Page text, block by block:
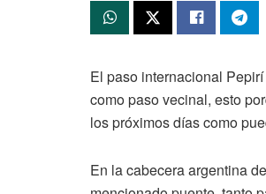
El paso internacional
como paso vecinal, esto
los próximos días como
En la cabecera argentina